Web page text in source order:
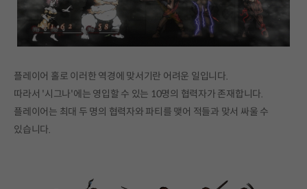
플레이어 홀로 이러한 역경에 맞서기란 어려운 일입니다.
따라서 '시그나'에는 영입할 수 있는 10명의 협력자가 존재합니다.
플레이어는 최대 두 명의 협력자와 파티를 맺어 적들과 맞서 싸울 수
있습니다.